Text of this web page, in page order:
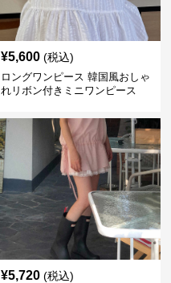
¥5,600 (税込)
ロングワンピース 韓国風おしゃ
れリボン付きミニワンピース
¥5,720 (税込)